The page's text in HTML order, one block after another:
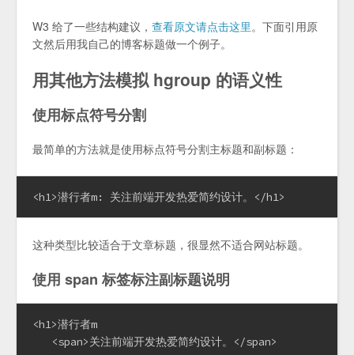
W3 给了一些结构建议， 查看原文请点击这里 。下面引用原
文然后用我自己的博客标题做一个例子。
用其他方法模拟 hgroup 的语义性
使用标点符号分割
最简单的方法就是使用标点符号分割主标题和副标题：
<h1>潜行者m: 关注前端开发热爱简约设计。</h1>
这种类型比较适合于文章标题，很显然不适合网站标题。
使用 span 标签标注副标题说明
<h1>潜行者m
   <span>关注前端开发热爱简约设计。</span>